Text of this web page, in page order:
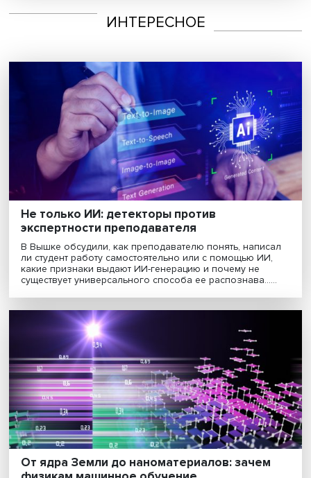
Форсайт перестает быть инструментом
и становится механизмом управления будущим. На
примере HR-кейса специалисты НИУ ВШЭ показали,
выявлять перспективные технологии и
ИНТЕРЕСНОЕ
Не только ИИ: детекторы против
экспертности преподавателя
В Вышке обсудили, как преподавателю понять,
ли студент работу самостоятельно или с помощью
какие признаки выдают ИИ-генерацию и почему не